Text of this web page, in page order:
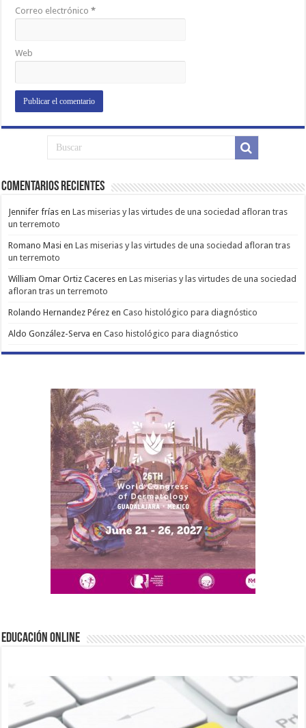
Correo electrónico*
Web
Comentarios Recientes
Jennifer frías enLas miserias y las virtudes de una sociedad afloran tras
un terremoto
Romano Masi enLas miserias y las virtudes de una sociedad afloran tras
un terremoto
William Omar Ortiz Caceres enLas miserias y las virtudes de una sociedad
afloran tras un terremoto
Rolando Hernandez Pérez enCaso histológico para diagnóstico
Aldo González-Serva enCaso histológico para diagnóstico
EDUCACIÓN ONLINE